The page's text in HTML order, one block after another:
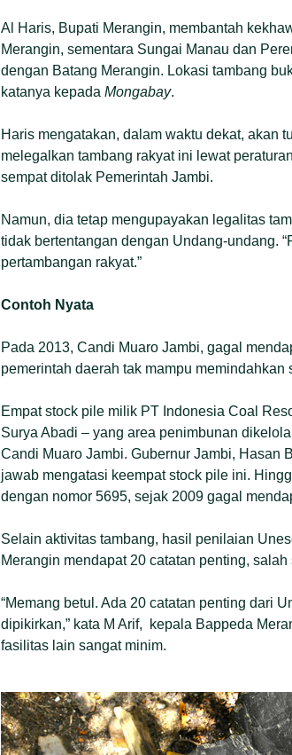
Al Haris, Bupati Merangin, membantah
Merangin, sementara Sungai Manau dan
dengan Batang Merangin. Lokasi tambang
katanya kepada Mongabay.
Haris mengatakan, dalam waktu dekat, akan
melegalkan tambang rakyat ini lewat
sempat ditolak Pemerintah Jambi.
Namun, dia tetap mengupayakan legalitas
tidak bertentangan dengan Undang-undang.
pertambangan rakyat.”
Contoh Nyata
Pada 2013, Candi Muaro Jambi, gagal
pemerintah daerah tak mampu
Empat stock pile milik PT Indonesia Coal
Surya Abadi – yang area penimbunan
Candi Muaro Jambi. Gubernur Jambi, Hasan
jawab mengatasi keempat stock pile ini.
dengan nomor 5695, sejak 2009 gagal
Selain aktivitas tambang, hasil penilaian
Merangin mendapat 20 catatan penting,
“Memang betul. Ada 20 catatan penting dari
dipikirkan,” kata M Arif, kepala Bappeda
fasilitas lain sangat minim.